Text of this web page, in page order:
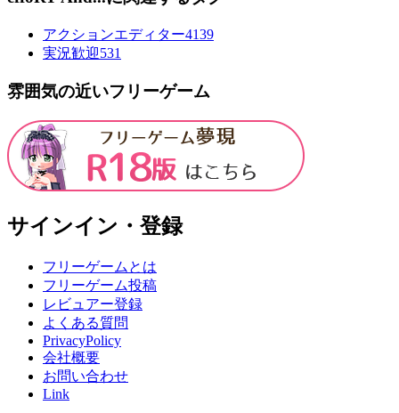
アクションエディター4139
実況歓迎531
雰囲気の近いフリーゲーム
サインイン・登録
フリーゲームとは
フリーゲーム投稿
レビュアー登録
よくある質問
PrivacyPolicy
会社概要
お問い合わせ
Link